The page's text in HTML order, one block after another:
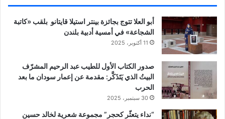
أبو العلا تتوج بجائزة بينتر استيلا قايتانو بلقب «كاتبة
الشجاعة» في أمسية أدبية بلندن
11 أكتوبر، 2025
صدور الكتاب الأول للطيب عبد الرحيم المشرّف
البيتُ الذي يَتَذَكَّر: مقدمة عن إعمار سودان ما بعد
الحرب
30 سبتمبر، 2025
“نداء يتعثّر كحجر” مجموعة شعرية لخالد حسين